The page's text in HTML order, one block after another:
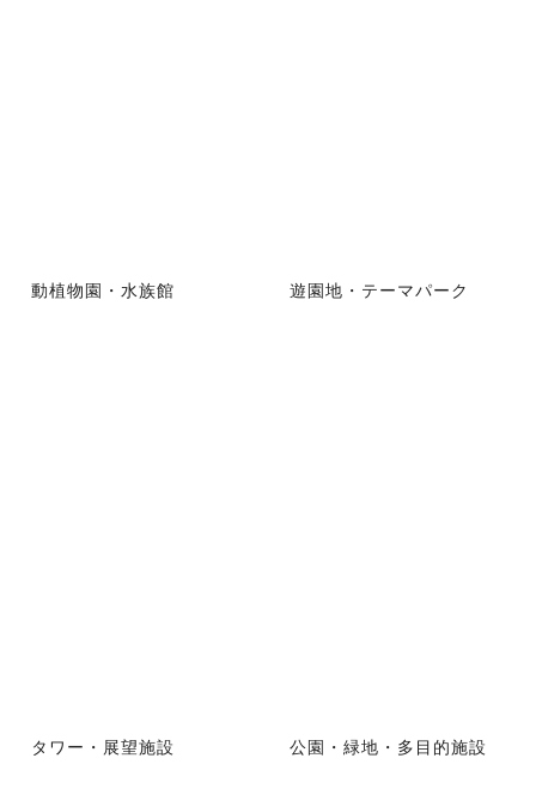
動植物園・水族館 遊園地・テーマパーク
タワー・展望施設 公園・緑地・多目的施設